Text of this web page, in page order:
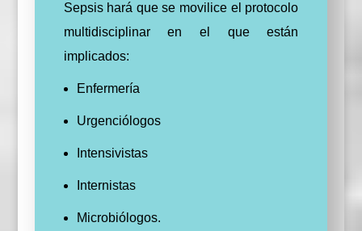
Sepsis hará que se movilice el protocolo
multidisciplinar en el que están
implicados:
Enfermería
Urgenciólogos
Intensivistas
Internistas
Microbiólogos.